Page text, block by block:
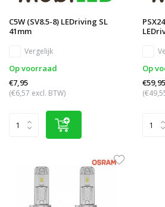
C5W (SV8.5-8) LEDriving SL
41mm
Vergelijk
Op voorraad
€7,95
(€6,57 excl. BTW)
Op
€59,95